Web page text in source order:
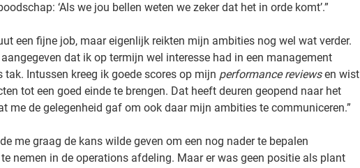
‘Als we jou bellen weten we zeker dat het in orde komt’.”
een fijne job, maar eigenlijk reikten mijn ambities nog wel wat verder.
dat ik op termijn wel interesse had in een management
Intussen kreeg ik goede scores op mijn performance reviewsen wist
tot een goed einde te brengen. Dat heeft deuren geopend naar het
me de gelegenheid gaf om ook daar mijn ambities te communiceren.”
me graag de kans wilde geven om een nog nader te bepalen
nemen in de operations afdeling. Maar er was geen positie als plant